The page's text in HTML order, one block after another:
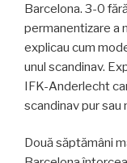
Barcelona. 3-0
permanentizare a
explicau cum
unul scandinav.
IFK-Anderlecht
scandinav pur sau
Două săptămâni